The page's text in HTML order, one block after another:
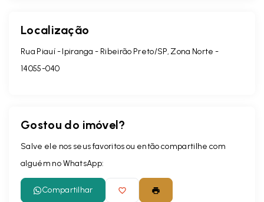
Localização
Rua Piauí - Ipiranga - Ribeirão Preto/SP, Zona Norte -
14055-040
Gostou do imóvel?
Salve ele nos seus favoritos ou então compartilhe com
alguém no WhatsApp:
Compartilhar